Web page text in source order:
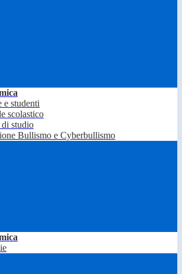
e studenti
scolastico
di studio
Bullismo e Cyberbullismo